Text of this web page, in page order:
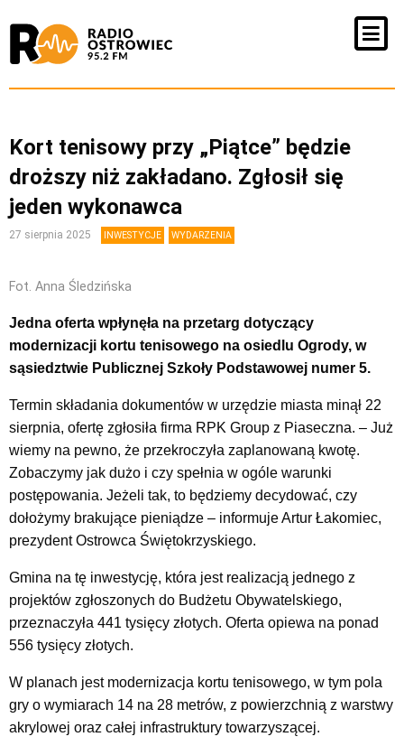
Kort tenisowy przy „Piątce” będzie
droższy niż zakładano. Zgłosił się
jeden wykonawca
27 sierpnia 2025 INWESTYCJE WYDARZENIA
Fot. Anna Śledzińska
Jedna oferta wpłynęła na przetarg dotyczący
modernizacji kortu tenisowego na osiedlu Ogrody, w
sąsiedztwie Publicznej Szkoły Podstawowej numer 5.
Termin składania dokumentów w urzędzie miasta minął 22
sierpnia, ofertę zgłosiła firma RPK Group z Piaseczna. – Już
wiemy na pewno, że przekroczyła zaplanowaną kwotę.
Zobaczymy jak dużo i czy spełnia w ogóle warunki
postępowania. Jeżeli tak, to będziemy decydować, czy
dołożymy brakujące pieniądze – informuje Artur Łakomiec,
prezydent Ostrowca Świętokrzyskiego.
Gmina na tę inwestycję, która jest realizacją jednego z
projektów zgłoszonych do Budżetu Obywatelskiego,
przeznaczyła 441 tysięcy złotych. Oferta opiewa na ponad
556 tysięcy złotych.
W planach jest modernizacja kortu tenisowego, w tym pola
gry o wymiarach 14 na 28 metrów, z powierzchnią z warstwy
akrylowej oraz całej infrastruktury towarzyszącej.